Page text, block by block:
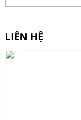
LIÊN HỆ